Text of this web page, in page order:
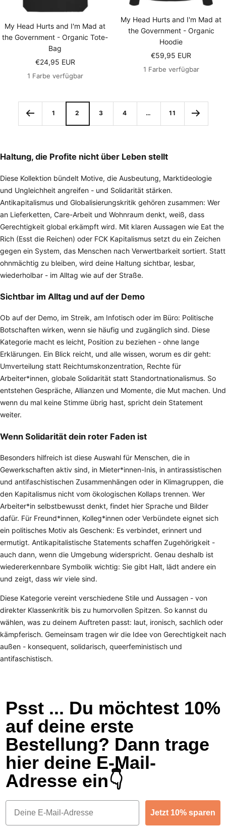
My Head Hurts and I'm Mad at
the Government - Organic Tote-
Bag
Angebotspreis
€24,95 EUR
1 Farbe verfügbar
My Head Hurts and I'm Mad at
the Government - Organic
Hoodie
Angebotspreis
€59,95 EUR
1 Farbe verfügbar
1 2 3 4 … 11
Haltung, die Profite nicht über Leben stellt
Diese Kollektion bündelt Motive, die Ausbeutung, Marktideologie
und Ungleichheit angreifen - und Solidarität stärken.
Antikapitalismus und Globalisierungskritik gehören zusammen: Wer
an Lieferketten, Care-Arbeit und Wohnraum denkt, weiß, dass
Gerechtigkeit global erkämpft wird. Mit klaren Aussagen wie Eat the
Rich (Esst die Reichen) oder FCK Kapitalismus setzt du ein Zeichen
gegen ein System, das Menschen nach Verwertbarkeit sortiert. Statt
ohnmächtig zu bleiben, wird deine Haltung sichtbar, lesbar,
wiederholbar - im Alltag wie auf der Straße.
Sichtbar im Alltag und auf der Demo
Ob auf der Demo, im Streik, am Infotisch oder im Büro: Politische
Botschaften wirken, wenn sie häufig und zugänglich sind. Diese
Kategorie macht es leicht, Position zu beziehen - ohne lange
Erklärungen. Ein Blick reicht, und alle wissen, worum es dir geht:
Umverteilung statt Reichtumskonzentration, Rechte für
Arbeiter*innen, globale Solidarität statt Standortnationalismus. So
entstehen Gespräche, Allianzen und Momente, die Mut machen. Und
wenn du mal keine Stimme übrig hast, spricht dein Statement
weiter.
Wenn Solidarität dein roter Faden ist
Besonders hilfreich ist diese Auswahl für Menschen, die in
Gewerkschaften aktiv sind, in Mieter*innen-Inis, in antirassistischen
und antifaschistischen Zusammenhängen oder in Klimagruppen, die
den Kapitalismus nicht vom ökologischen Kollaps trennen. Wer
Arbeiter*in selbstbewusst denkt, findet hier Sprache und Bilder
dafür. Für Freund*innen, Kolleg*innen oder Verbündete eignet sich
ein politisches Motiv als Geschenk: Es verbindet, erinnert und
ermutigt. Antikapitalistische Statements schaffen Zugehörigkeit -
auch dann, wenn die Umgebung widerspricht. Genau deshalb ist
wiedererkennbare Symbolik wichtig: Sie gibt Halt, lädt andere ein
und zeigt, dass wir viele sind.
Diese Kategorie vereint verschiedene Stile und Aussagen - von
direkter Klassenkritik bis zu humorvollen Spitzen. So kannst du
wählen, was zu deinem Auftreten passt: laut, ironisch, sachlich oder
kämpferisch. Gemeinsam tragen wir die Idee von Gerechtigkeit nach
außen - konsequent, solidarisch, queerfeministisch und
antifaschistisch.
Psst ... Du möchtest 10%
auf deine erste
Bestellung? Dann trage
hier deine E-Mail-
Adresse ein👇
Email
Jetzt 10% sparen